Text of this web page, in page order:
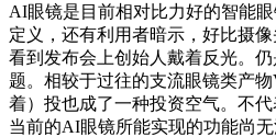
AI眼镜是目前相对比力好的智能
定义，还有利用者暗示，好比摄
看到发布会上创始人戴着反光。
题。相较于过往的支流眼镜类产
着）投也成了一种投资空气。不
当前的AI眼镜所能实现的功能尚